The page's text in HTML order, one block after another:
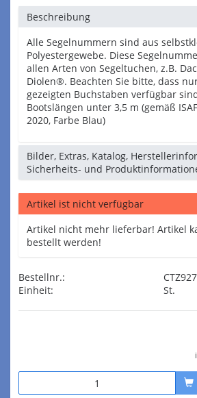
Beschreibung
Alle Segelnummern sind aus
Polyestergewebe. Diese
allen Arten von Segeltuchen, z.B.
Diolen®. Beachten Sie bitte, dass
gezeigten Buchstaben verfügbar
Bootslängen unter 3,5 m (gemäß
2020, Farbe Blau)
Bilder, Extras, Katalog,
Sicherheits- und
Artikel ist nicht verfügbar
Artikel nicht mehr lieferbar! Artikel
bestellt werden!
Bestellnr.:
CTZ927
Einheit:
St.